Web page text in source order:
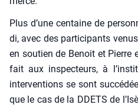
Plus d’une cen­taine de
di, avec des par­ti­ci­pants
en sou­tien de Benoit et Pierre
fait aux ins­pec­teurs, à
inter­ven­tions se sont
que le cas de la DDETS de